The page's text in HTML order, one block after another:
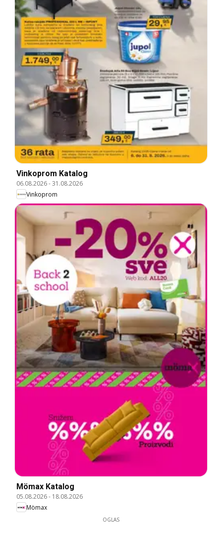
Vinkoprom Katalog
06.08.2026-31.08.2026
Vinkoprom
Mömax Katalog
05.08.2026- 18.08.2026
Mömax
OGLAS